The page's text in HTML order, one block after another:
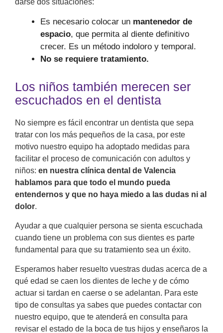
darse dos situaciones:
Es necesario colocar un mantenedor de
espacio, que permita al diente definitivo
crecer. Es un método indoloro y temporal.
No se requiere tratamiento.
Los niños también merecen ser
escuchados en el dentista
No siempre es fácil encontrar un dentista que sepa
tratar con los más pequeños de la casa, por este
motivo nuestro equipo ha adoptado medidas para
facilitar el proceso de comunicación con adultos y
niños: en nuestra clínica dental de Valencia
hablamos para que todo el mundo pueda
entendernos y que no haya miedo a las dudas ni al
dolor.
Ayudar a que cualquier persona se sienta escuchada
cuando tiene un problema con sus dientes es parte
fundamental para que su tratamiento sea un éxito.
Esperamos haber resuelto vuestras dudas acerca de a
qué edad se caen los dientes de leche y de cómo
actuar si tardan en caerse o se adelantan. Para este
tipo de consultas ya sabes que puedes contactar con
nuestro equipo, que te atenderá en consulta para
revisar el estado de la boca de tus hijos y enseñaros la